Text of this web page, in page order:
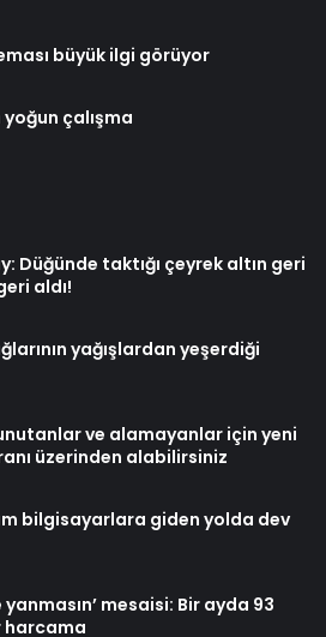
büyük ilgi görüyor
çalışma
Düğünde taktığı çeyrek altın geri
aldı!
yağışlardan yeşerdiği
ve alamayanlar için yeni
üzerinden alabilirsiniz
bilgisayarlara giden yolda dev
mesaisi: Bir ayda 93
harcama